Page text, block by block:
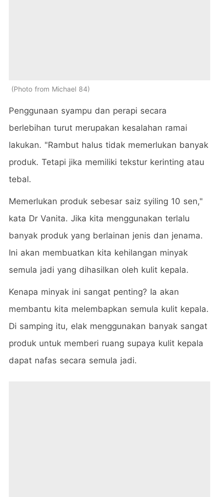
Photo from Michael 84
Penggunaan syampu dan perapi secara
berlebihan turut merupakan kesalahan ramai
lakukan. "Rambut halus tidak memerlukan banyak
produk. Tetapi jika memiliki tekstur kerinting atau
tebal.
Memerlukan produk sebesar saiz syiling 10 sen,"
kata Dr Vanita. Jika kita menggunakan terlalu
banyak produk yang berlainan jenis dan jenama.
Ini akan membuatkan kita kehilangan minyak
semula jadi yang dihasilkan oleh kulit kepala.
Kenapa minyak ini sangat penting? Ia akan
membantu kita melembapkan semula kulit kepala.
Di samping itu, elak menggunakan banyak sangat
produk untuk memberi ruang supaya kulit kepala
dapat nafas secara semula jadi.